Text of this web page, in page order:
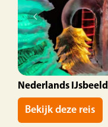
Nederlands
Bekijk deze reis